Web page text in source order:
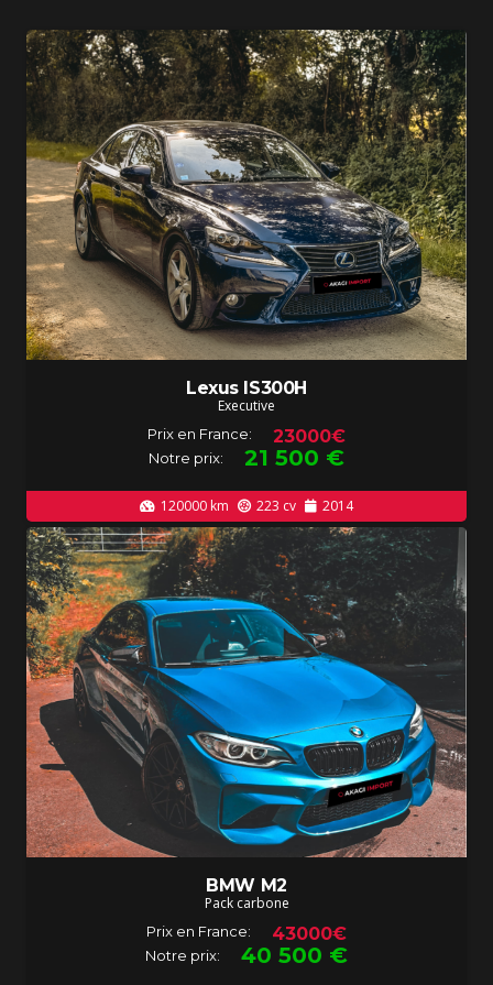
Lexus IS300H
Executive
Prix en France: 23000€
Notre prix: 21 500 €
120000 km 223 cv 2014
BMW M2
Pack carbone
Prix en France: 43000€
Notre prix: 40 500 €